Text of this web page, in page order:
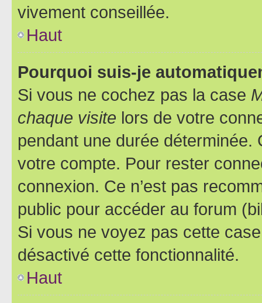
vivement conseillée.
Haut
Pourquoi suis-je
Si vous ne cochez pas la case
chaque visite lors de votre
pendant une durée déterminée.
votre compte. Pour rester
connexion. Ce n’est pas
public pour accéder au forum
Si vous ne voyez pas cette
désactivé cette fonctionnalité.
Haut